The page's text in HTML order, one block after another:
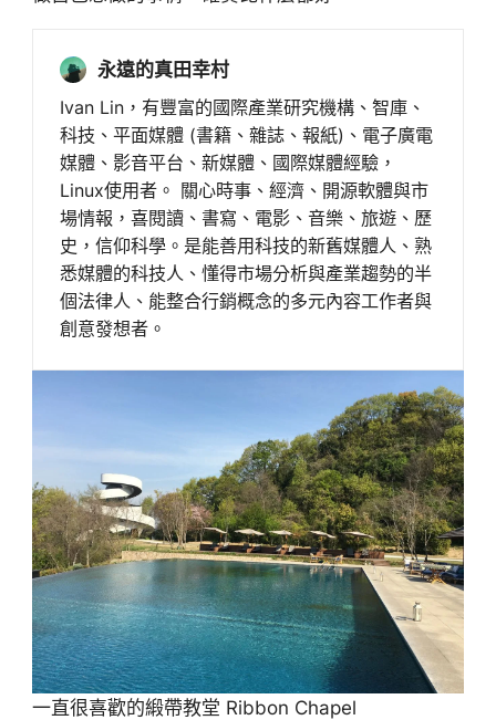
永遠的真田幸村
Ivan Lin，有豐富的國際產業研究機構、智庫、
科技、平面媒體 (書籍、雜誌、報紙)、電子廣電
媒體、影音平台、新媒體、國際媒體經驗，
Linux使用者。 關心時事、經濟、開源軟體與市
場情報，喜閱讀、書寫、電影、音樂、旅遊、歷
史，信仰科學。是能善用科技的新舊媒體人、熟
悉媒體的科技人、懂得市場分析與產業趨勢的半
個法律人、能整合行銷概念的多元內容工作者與
創意發想者。
一直很喜歡的緞帶教堂 Ribbon Chapel